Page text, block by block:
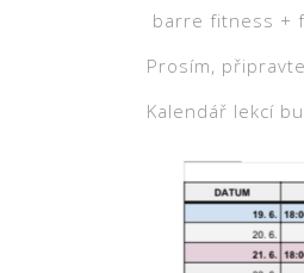
barre fitness +
Prosím, připravte
Kalendář lekcí